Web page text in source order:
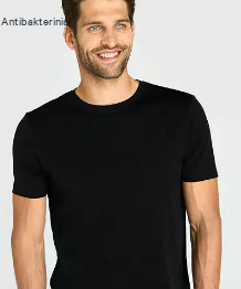
Antibakterinis